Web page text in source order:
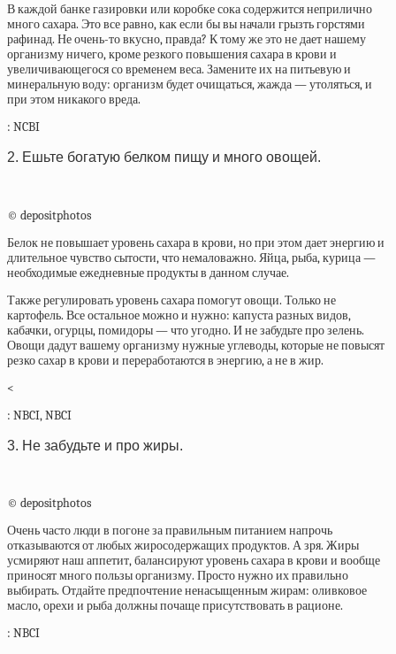
В каждой банке газировки или коробке сока содержится неприлично
много сахара. Это все равно, как если бы вы начали грызть горстями
рафинад. Не очень-то вкусно, правда? К тому же это не дает нашему
организму ничего, кроме резкого повышения сахара в крови и
увеличивающегося со временем веса. Замените их на питьевую и
минеральную воду: организм будет очищаться, жажда — утоляться, и
при этом никакого вреда.
: NCBI
2. Ешьте богатую белком пищу и много овощей.
© depositphotos
Белок не повышает уровень сахара в крови, но при этом дает энергию и
длительное чувство сытости, что немаловажно. Яйца, рыба, курица —
необходимые ежедневные продукты в данном случае.
Также регулировать уровень сахара помогут овощи. Только не
картофель. Все остальное можно и нужно: капуста разных видов,
кабачки, огурцы, помидоры — что угодно. И не забудьте про зелень.
Овощи дадут вашему организму нужные углеводы, которые не повысят
резко сахар в крови и переработаются в энергию, а не в жир.
<
: NBCI,NBCI
3. Не забудьте и про жиры.
© depositphotos
Очень часто люди в погоне за правильным питанием напрочь
отказываются от любых жиросодержащих продуктов. А зря. Жиры
усмиряют наш аппетит, балансируют уровень сахара в крови и вообще
приносят много пользы организму. Просто нужно их правильно
выбирать. Отдайте предпочтение ненасыщенным жирам: оливковое
масло, орехи и рыба должны почаще присутствовать в рационе.
: NBCI